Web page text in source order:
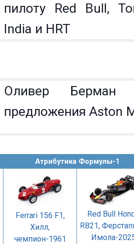
пилоту Red Bull,
India и HRT
Оливер Берман
предложения Aston
Атрибутика Формулы-1
Ferrari 156 F1,
Хилл,
чемпион-1961
Red Bull
RB21,
Имола-